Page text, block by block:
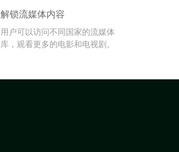
解锁流媒体内容
用户可以访问不同国家的流媒体
库，观看更多的电影和电视剧。